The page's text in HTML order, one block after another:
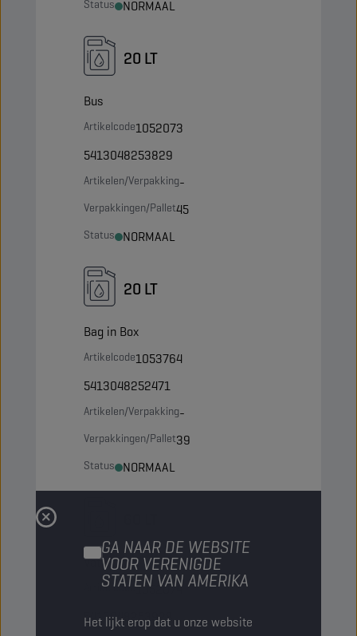
GA NAAR DE WEBSITE
VOOR VERENIGDE
STATEN VAN AMERIKA
Het lijkt erop dat u onze website
Status NORMAAL
20 LT
Bus
Artikelcode1052073
5413048253829
Artikelen/Verpakking-
Verpakkingen/Pallet45
Status NORMAAL
20 LT
Bag in Box
Artikelcode1053764
5413048252471
Artikelen/Verpakking-
Verpakkingen/Pallet39
Status NORMAAL
Vat
Artikelcode1052074
5413048253928